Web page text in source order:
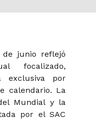
de junio reflejó
focalizado,
exclusiva por
calendario. La
Mundial y la
por el SAC